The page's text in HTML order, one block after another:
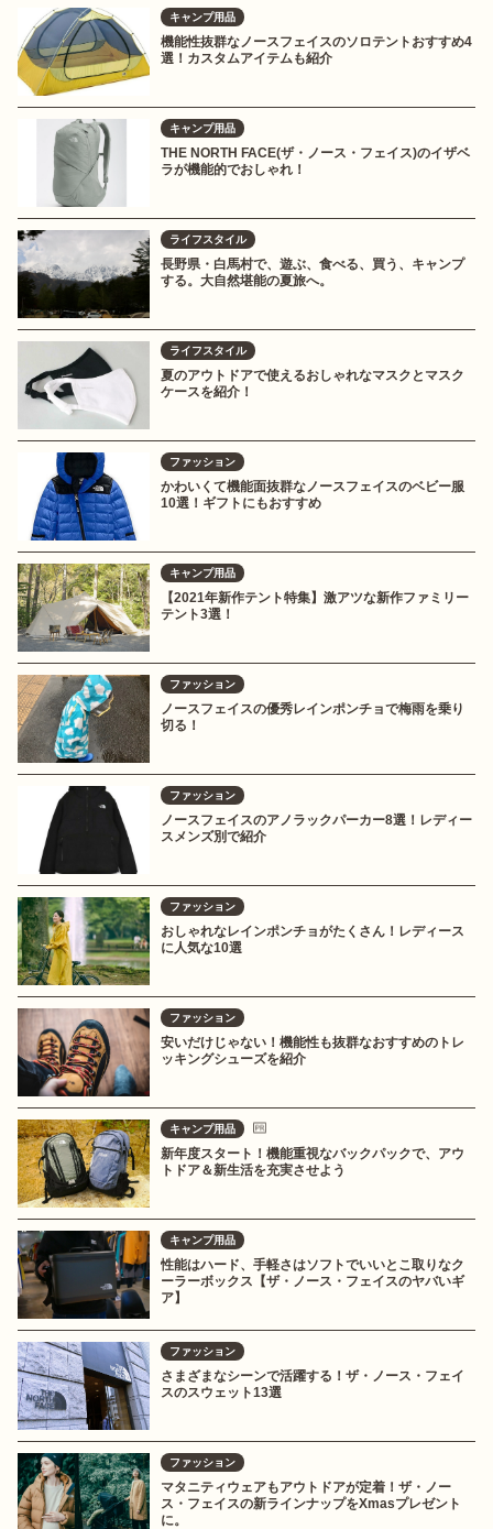
キャンプ用品
機能性抜群なノースフェイスのソロテントおすすめ4
選！カスタムアイテムも紹介
キャンプ用品
THE NORTH FACE(ザ・ノース・フェイス)のイザベ
ラが機能的でおしゃれ！
ライフスタイル
長野県・白馬村で、遊ぶ、食べる、買う、キャンプ
する。大自然堪能の夏旅へ。
ライフスタイル
夏のアウトドアで使えるおしゃれなマスクとマスク
ケースを紹介！
ファッション
かわいくて機能面抜群なノースフェイスのベビー服
10選！ギフトにもおすすめ
キャンプ用品
【2021年新作テント特集】激アツな新作ファミリー
テント3選！
ファッション
ノースフェイスの優秀レインポンチョで梅雨を乗り
切る！
ファッション
ノースフェイスのアノラックパーカー8選！レディー
スメンズ別で紹介
ファッション
おしゃれなレインポンチョがたくさん！レディース
に人気な10選
ファッション
安いだけじゃない！機能性も抜群なおすすめのトレ
ッキングシューズを紹介
キャンプ用品
新年度スタート！機能重視なバックパックで、アウ
トドア＆新生活を充実させよう
キャンプ用品
性能はハード、手軽さはソフトでいいとこ取りなク
ーラーボックス【ザ・ノース・フェイスのヤバいギ
ア】
ファッション
さまざまなシーンで活躍する！ザ・ノース・フェイ
スのスウェット13選
ファッション
マタニティウェアもアウトドアが定着！ザ・ノー
ス・フェイスの新ラインナップをXmasプレゼント
に。